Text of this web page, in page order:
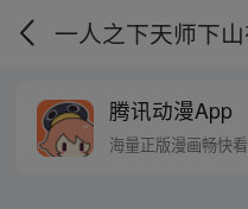
腾讯动漫App
海量正版漫画畅快看